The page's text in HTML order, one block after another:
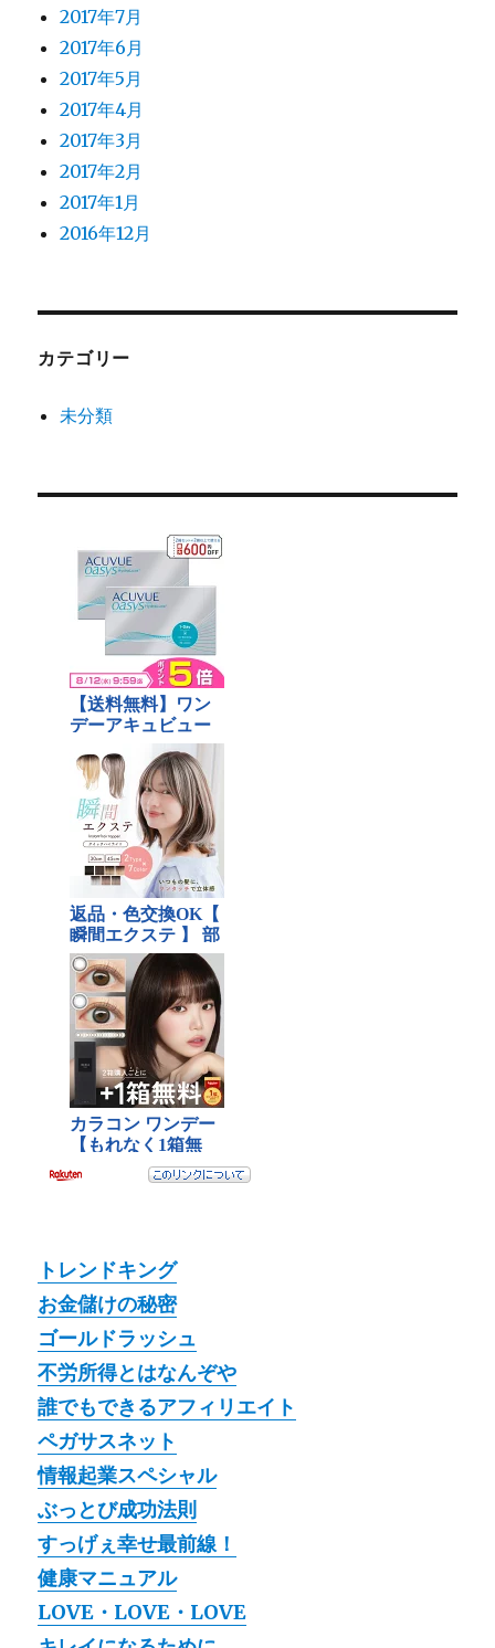
2017年7月
2017年6月
2017年5月
2017年4月
2017年3月
2017年2月
2017年1月
2016年12月
カテゴリー
未分類
トレンドキング
お金儲けの秘密
ゴールドラッシュ
不労所得とはなんぞや
誰でもできるアフィリエイト
ペガサスネット
情報起業スペシャル
ぶっとび成功法則
すっげぇ幸せ最前線！
健康マニュアル
LOVE・LOVE・LOVE